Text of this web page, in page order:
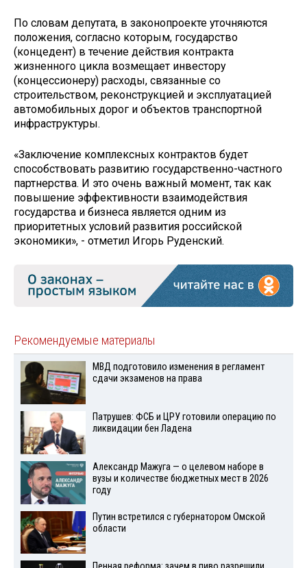
По словам депутата, в законопроекте уточняются
положения, согласно которым, государство
(концедент) в течение действия контракта
жизненного цикла возмещает инвестору
(концессионеру) расходы, связанные со
строительством, реконструкцией и эксплуатацией
автомобильных дорог и объектов транспортной
инфраструктуры.
«Заключение комплексных контрактов будет
способствовать развитию государственно-частного
партнерства. И это очень важный момент, так как
повышение эффективности взаимодействия
государства и бизнеса является одним из
приоритетных условий развития российской
экономики», - отметил Игорь Руденский.
Рекомендуемые материалы
МВД подготовило изменения в регламент
сдачи экзаменов на права
Патрушев: ФСБ и ЦРУ готовили операцию по
ликвидации бен Ладена
Александр Мажуга — о целевом наборе в
вузы и количестве бюджетных мест в 2026
году
Путин встретился с губернатором Омской
области